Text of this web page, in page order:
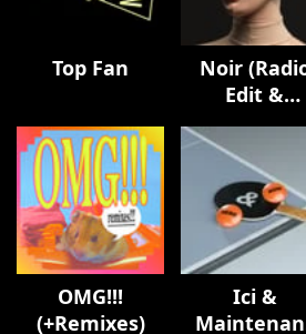
Top Fan
Noir
Edit &
Remixes)
OMG!!!
(+Remixes)
Ici &